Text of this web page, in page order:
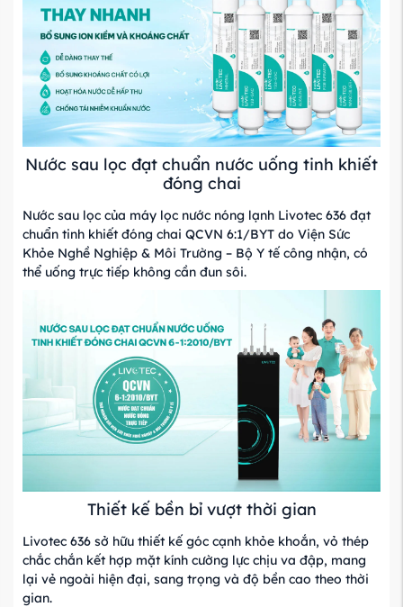
Nước sau lọc đạt chuẩn nước uống tinh khiết
đóng chai
Nước sau lọc của máy lọc nước nóng lạnh Livotec 636 đạt
chuẩn tinh khiết đóng chai QCVN 6:1/BYT do Viện Sức
Khỏe Nghề Nghiệp & Môi Trường – Bộ Y tế công nhận, có
thể uống trực tiếp không cần đun sôi.
Thiết kế bền bỉ vượt thời gian
Livotec 636 sở hữu thiết kế góc cạnh khỏe khoắn, vỏ thép
chắc chắn kết hợp mặt kính cường lực chịu va đập, mang
lại vẻ ngoài hiện đại, sang trọng và độ bền cao theo thời
gian.